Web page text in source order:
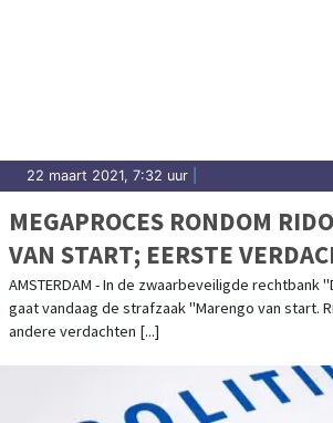
22 maart 2021, 7:32 uur
MEGAPROCES RONDOM
VAN START; EERSTE
AAN BIJ RECHTBANK
AMSTERDAM - In de zwaarbeveiligde rechtbank
gaat vandaag de strafzaak "Marengo van start.
andere verdachten [...]